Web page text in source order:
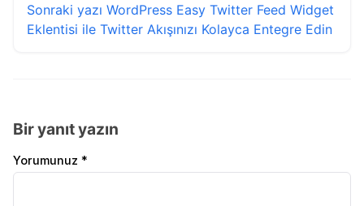
Sonraki yazı WordPress Easy Twitter Feed Widget
Eklentisi ile Twitter Akışınızı Kolayca Entegre Edin
Bir yanıt yazın
Yorumunuz *